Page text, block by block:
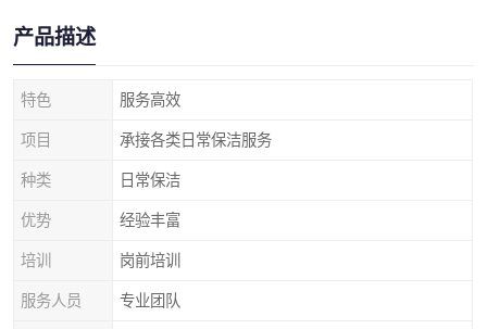
产品描述
特色 服务高效
项目 承接各类日常保洁服务
种类 日常保洁
优势 经验丰富
培训 岗前培训
服务人员 专业团队